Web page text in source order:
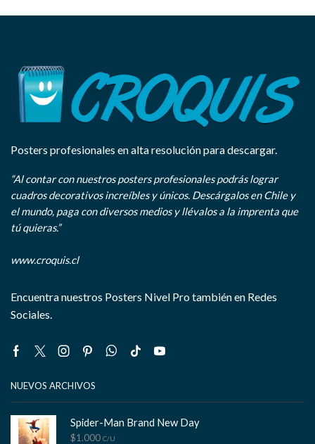
Posters profesionales en alta resolución para descargar.
“Al contar con nuestros posters profesionales podrás lograr
cuadros decorativos increíbles y únicos. Descárgalos en Chile y
el mundo, paga con diversos medios y llévalos a la imprenta que
tú quieras.”
www.croquis.cl
Encuentra nuestros Posters Nivel Pro también en Redes
Sociales.
Facebook
TwitterInstagram
PinterestWhatsapp
Tik- Youtube
NUEVOS ARCHIVOS
Spider-Man Brand New Day
$1.000 C/U